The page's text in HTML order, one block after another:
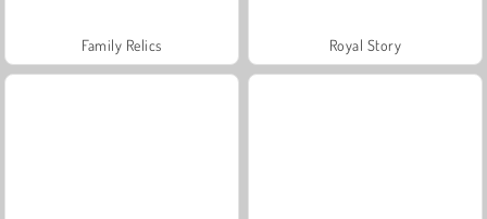
Family Relics Royal Story